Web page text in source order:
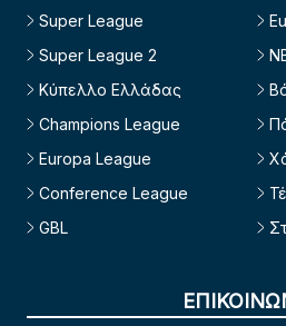
Super League
Super League 2
Κύπελλο Ελλάδας
Champions League
Europa League
Conference League
GBL